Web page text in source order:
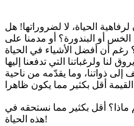
الحياة، لا لضروراتها! هل
أو البندورة؟ أو مدمنا على
رغم أن أفضل الأشياء في الحياة
لنا ولرغباتنا التي تدفعنا إليها
إلى ذواتنا، وما يقدّمه من ناحية
أقل بكثير مما نستحقه في
هذه الحياة!